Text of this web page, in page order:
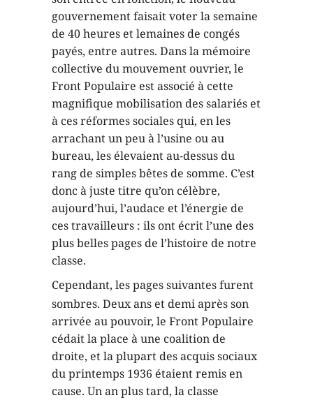
gouvernement faisait voter la semaine
de 40 heures et lemaines de congés
payés, entre autres. Dans la mémoire
collective du mouvement ouvrier, le
Front Populaire est associé à cette
magnifique mobilisation des salariés et
à ces réformes sociales qui, en les
arrachant un peu à l’usine ou au
bureau, les élevaient au-dessus du
rang de simples bêtes de somme. C’est
donc à juste titre qu’on célèbre,
aujourd’hui, l’audace et l’énergie de
ces travailleurs : ils ont écrit l’une des
plus belles pages de l’histoire de notre
classe.
Cependant, les pages suivantes furent
sombres. Deux ans et demi après son
arrivée au pouvoir, le Front Populaire
cédait la place à une coalition de
droite, et la plupart des acquis sociaux
du printemps 1936 étaient remis en
cause. Un an plus tard, la classe